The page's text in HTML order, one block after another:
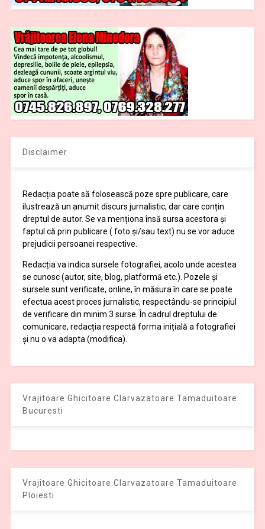
Disclaimer
Redacția poate să folosească poze spre publicare, care
ilustrează un anumit discurs jurnalistic, dar care conțin
dreptul de autor. Se va menționa însă sursa acestora și
faptul că prin publicare ( foto și/sau text) nu se vor aduce
prejudicii persoanei respective.
Redacția va indica sursele fotografiei, acolo unde acestea
se cunosc (autor, site, blog, platformă etc.). Pozele și
sursele sunt verificate, online, în măsura în care se poate
efectua acest proces jurnalistic, respectându-se principiul
de verificare din minim 3 surse. În cadrul dreptului de
comunicare, redacția respectă forma inițială a fotografiei
și nu o va adapta (modifica).
Vrajitoare Ghicitoare Clarvazatoare Tamaduitoare
Bucuresti
Vrajitoare Ghicitoare Clarvazatoare Tamaduitoare
Ploiesti